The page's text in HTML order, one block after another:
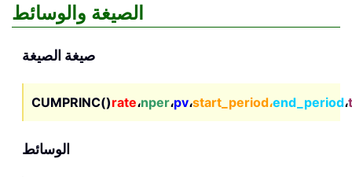
الصيغة والوسائط
صيغة الصيغة
CUMPRINC()rate،nper،pv،start_period،end_period،
الوسائط